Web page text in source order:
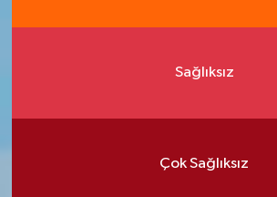
Sağlıksız
Çok Sağlıksız